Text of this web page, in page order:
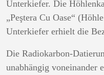
Unterkiefer. Die
„Peştera Cu Oase“
Unterkiefer erhielt die
Die Radiokarbon-
unabhängig voneinander